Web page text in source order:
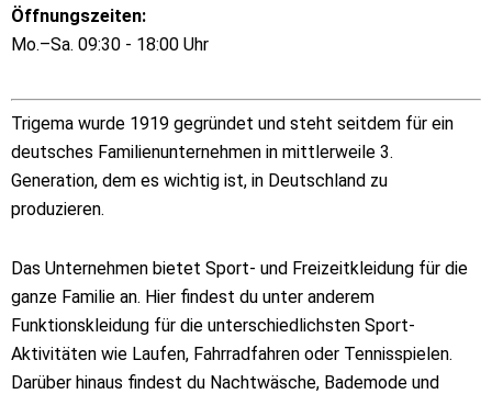
Öffnungszeiten:
Mo.–Sa. 09:30 - 18:00 Uhr
Trigema wurde 1919 gegründet und steht seitdem für ein
deutsches Familienunternehmen in mittlerweile 3.
Generation, dem es wichtig ist, in Deutschland zu
produzieren.
Das Unternehmen bietet Sport- und Freizeitkleidung für die
ganze Familie an. Hier findest du unter anderem
Funktionskleidung für die unterschiedlichsten Sport-
Aktivitäten wie Laufen, Fahrradfahren oder Tennisspielen.
Darüber hinaus findest du Nachtwäsche, Bademode und